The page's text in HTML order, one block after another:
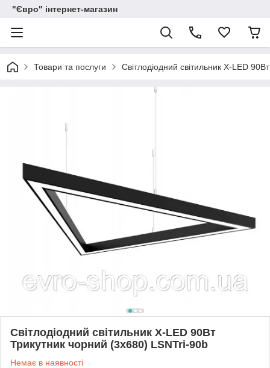
"Євро" інтернет-магазин
Товари та послуги Світлодіодний світильник X-LED
Світлодіодний світильник X-LED 90Вт
Трикутник чорний (3x680) LSNTri-90b
Немає в наявності